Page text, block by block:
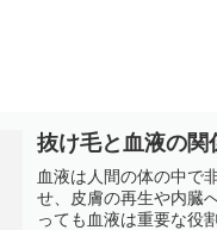
抜け毛と血液の関
血液は人間の体の中で
せ、皮膚の再生や内臓
っても血液は重要な役